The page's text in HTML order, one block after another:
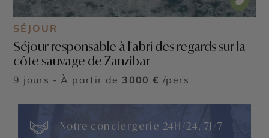
SÉJOUR
Séjour responsable à l'abri des regards sur la
côte sauvage de Zanzibar
9 jours - À partir de 3000 € /pers
Notre conciergerie 24H/24, 7J/7